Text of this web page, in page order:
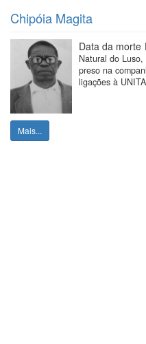
Chipóia Magita
Data da morte
Natural do
preso na
ligações à
Mais...